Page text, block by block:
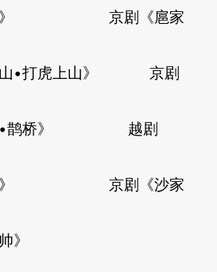
空》 京剧《扈家
山•打虎上山》 京剧
配•鹊桥》 越剧
花》 京剧《沙家
》